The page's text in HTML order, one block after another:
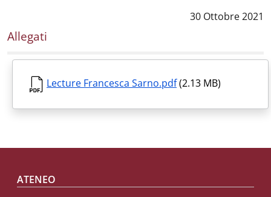
Data notizia:
30 Ottobre 2021
Allegati
Lecture Francesca Sarno.pdf(2.13 MB)
Footer menu
ATENEO